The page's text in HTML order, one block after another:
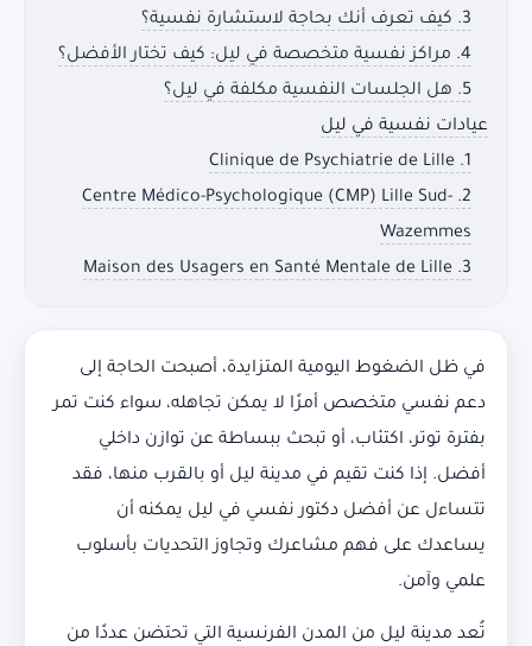
3. كيف تعرف أنك بحاجة لاستشارة نفسية؟
4. مراكز نفسية متخصصة في ليل: كيف تختار الأفضل؟
5. هل الجلسات النفسية مكلفة في ليل؟
عيادات نفسية في ليل
1. Clinique de Psychiatrie de Lille
2. Centre Médico-Psychologique (CMP) Lille Sud-
Wazemmes
3. Maison des Usagers en Santé Mentale de Lille
في ظل الضغوط اليومية المتزايدة، أصبحت الحاجة إلى
دعم نفسي متخصص أمرًا لا يمكن تجاهله، سواء كنت تمر
بفترة توتر، اكتئاب، أو تبحث ببساطة عن توازن داخلي
أفضل. إذا كنت تقيم في مدينة ليل أو بالقرب منها، فقد
تتساءل عن أفضل دكتور نفسي في ليل يمكنه أن
يساعدك على فهم مشاعرك وتجاوز التحديات بأسلوب
علمي وآمن.
تُعد مدينة ليل من المدن الفرنسية التي تحتضن عددًا من